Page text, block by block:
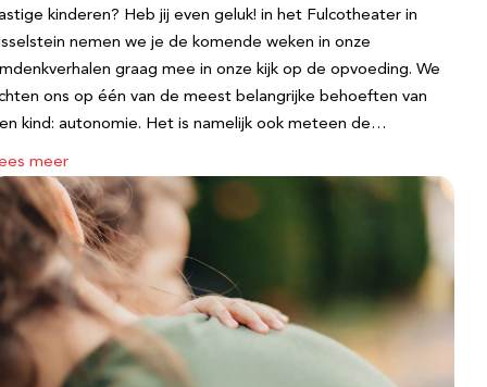
kinderen? Heb jij even geluk! in het Fulcotheater in
nemen we je de komende weken in onze
graag mee in onze kijk op de opvoeding. We
ons op één van de meest belangrijke behoeften van
kind: autonomie. Het is namelijk ook meteen de…
meer